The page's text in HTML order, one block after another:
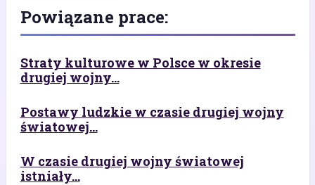
Powiązane prace:
Straty kulturowe w Polsce w okresie
drugiej wojny...
Postawy ludzkie w czasie drugiej wojny
światowej...
W czasie drugiej wojny światowej
istniały...